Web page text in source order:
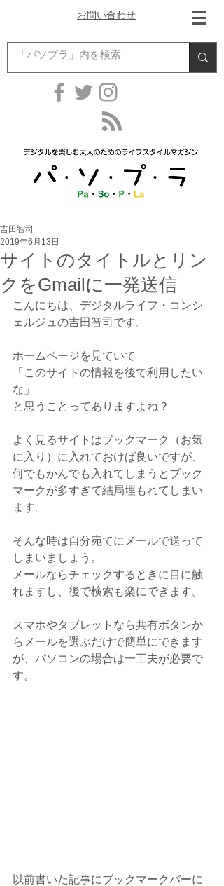
お問い合わせ
サイトのタイトルとリン
クをGmailに一発送信
吉田智司
2019年6月13日
こんにちは、デジタルライフ・コンシ
ェルジュの吉田智司です。
ホームページを見ていて
「このサイトの情報を後で利用したい
な」
と思うことってありますよね？
よく見るサイトはブックマーク（お気
に入り）に入れておけば良いですが、
何でもかんでも入れてしまうとブック
マークが多すぎて結局埋もれてしまい
ます。
そんな時は自分宛てにメールで送って
しまいましょう。
メールならチェックするときに目に触
れますし、後で検索も楽にできます。
スマホやタブレットなら共有ボタンか
らメールを選ぶだけで簡単にできます
が、パソコンの場合は一工夫が必要で
す。
以前書いた記事にブックマークバーに